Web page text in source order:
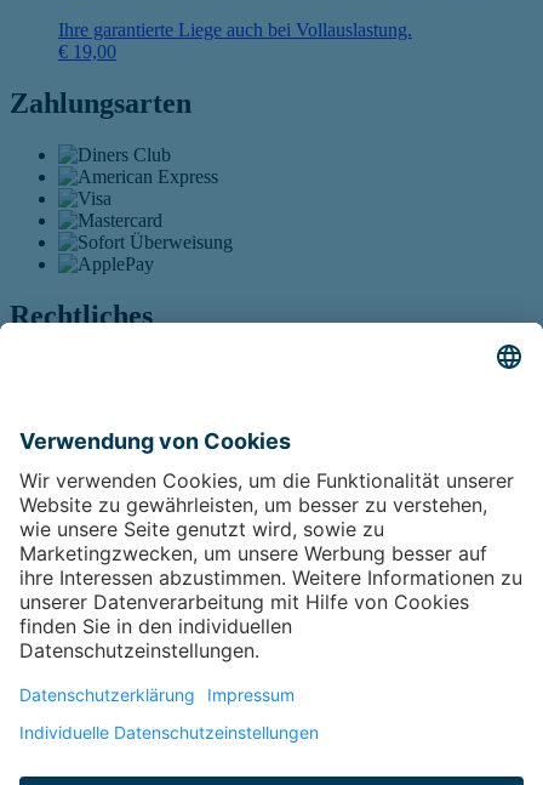
Ihre garantierte Liege auch bei Vollauslastung.
€ 19,00
Zahlungsarten
Rechtliches
Tab Führt auf eine externe Seite
Sitemap
Vertrag widerrufenÖffnet sich in einem neuen Tab
Kontakt
KontaktÖffnet sich in einem neuen Tab
FAQÖffnet sich in einem neuen Tab
ImpressumÖffnet sich in einem neuen Tab
Facebook Öffnet sich in einem neuen Tab
auf eine externe Seite